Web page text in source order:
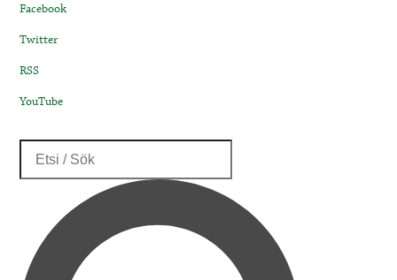
Facebook
Twitter
RSS
YouTube